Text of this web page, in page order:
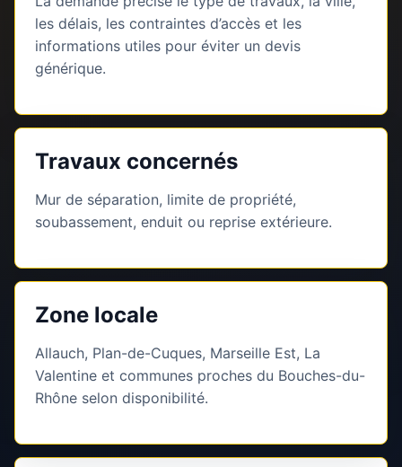
les délais, les contraintes d’accès et les
informations utiles pour éviter un devis
générique.
Travaux concernés
Mur de séparation, limite de propriété,
soubassement, enduit ou reprise extérieure.
Zone locale
Allauch, Plan-de-Cuques, Marseille Est, La
Valentine et communes proches du Bouches-du-
Rhône selon disponibilité.